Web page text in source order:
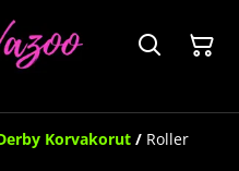
Korvakorut / Roller